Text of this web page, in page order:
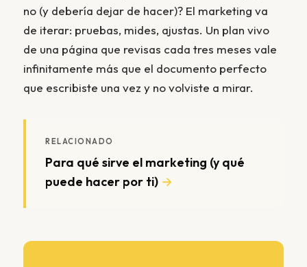
no (y debería dejar de hacer)? El marketing va
de iterar: pruebas, mides, ajustas. Un plan vivo
de una página que revisas cada tres meses vale
infinitamente más que el documento perfecto
que escribiste una vez y no volviste a mirar.
RELACIONADO
Para qué sirve el marketing (y qué
puede hacer por ti)